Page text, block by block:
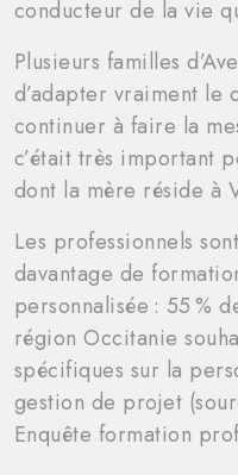
conducteur de la vie
Plusieurs familles
d’adapter vraiment le
continuer à faire la
c’était très important
dont la mère réside à
Les professionnels
davantage de
personnalisée : 55 %
région Occitanie
spécifiques sur la
gestion de projet
Enquête formation